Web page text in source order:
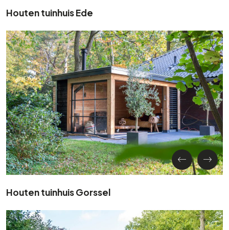
Houten tuinhuis Ede
Houten tuinhuis Gorssel